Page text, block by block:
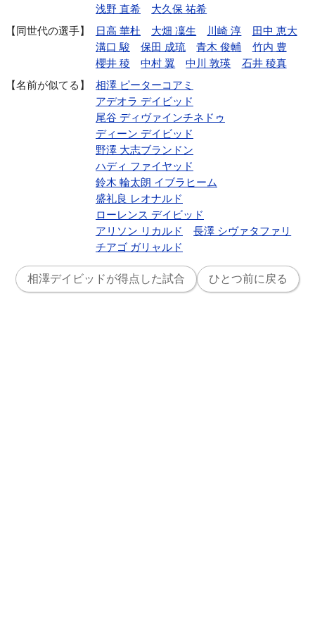
浅野 直希
大久保 祐希
同世代の選手
日高 華杜 大畑 凜生 川崎 淳
田中 恵大
溝口 駿
保田 成琉 青木 俊輔
竹内 豊
櫻井 稜
中村 翼 中川 敦瑛
石井 稜真
名前が似てる
相澤 ピーターコアミ
アデオラ デイビッド
尾谷 ディヴァインチネドゥ
ディーン デイビッド
野澤 大志ブランドン
ハディ ファイヤッド
鈴木 輪太朗 イブラヒーム
盛礼良 レオナルド
ローレンス デイビッド
アリソン リカルド
長澤 シヴァタファリ
チアゴ ガリャルド
相澤デイビッドが得点した試合 ひとつ前に戻る